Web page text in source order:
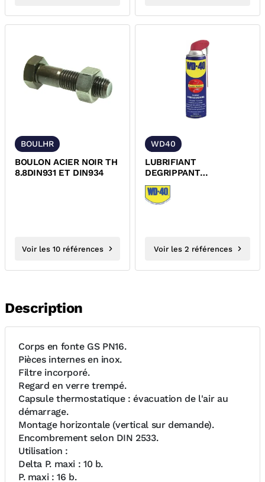
BOULHR
BOULON ACIER NOIR TH
8.8DIN931 ET DIN934
Voir les 10 références
WD40
LUBRIFIANT
DEGRIPPANT
NETTOYANT
MULTIFONCTION WD40
Voir les 2 références
Description
Corps en fonte GS PN16.
Pièces internes en inox.
Filtre incorporé.
Regard en verre trempé.
Capsule thermostatique : évacuation de l'air au
démarrage.
Montage horizontale (vertical sur demande).
Encombrement selon DIN 2533.
Utilisation :
Delta P. maxi : 10 b.
P. maxi : 16 b.